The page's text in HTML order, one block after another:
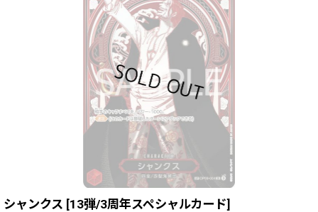
シャンクス [13弾/3周年スペシャルカード]